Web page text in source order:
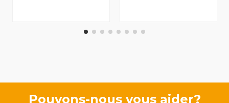
Pouvons-nous vous aider?